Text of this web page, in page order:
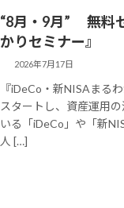
“8月・9月” 無料
かりセミナー』
2026年7月17日
『iDeCo・新NISAまる
スタートし、資産運用
いる「iDeCo」や「新
人 […]